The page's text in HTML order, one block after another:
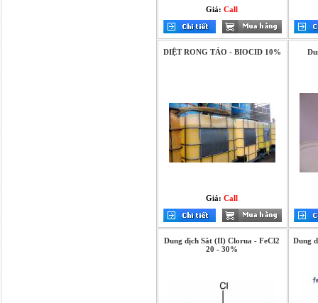
Giá:Call
DIỆT RONG TẢO - BIOCID 10%
Giá:Call
Dung dịch Sắt (II) Clorua - FeCl2
20 - 30%
Dung